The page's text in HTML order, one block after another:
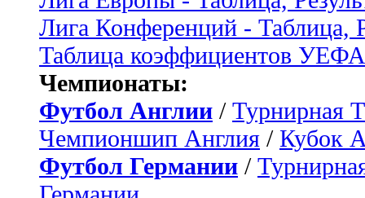
Лига Конференций - Таблица,
Таблица коэффициентов УЕФА
Чемпионаты:
Футбол Англии / Турнирная
Чемпионшип Англия / Кубок
Футбол Германии /